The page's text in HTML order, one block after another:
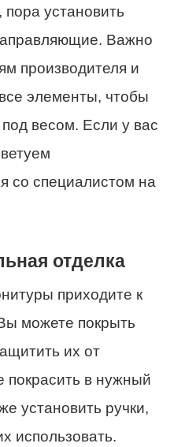
установить
Важно
производителя и
элементы, чтобы
весом. Если у вас
со специалистом на
отделка
приходите к
можете покрыть
их от
покрасить в нужный
установить ручки,
использовать.